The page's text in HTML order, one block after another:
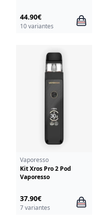
44.90€
10 variantes
Vaporesso
Kit Xros Pro 2 Pod
Vaporesso
37.90€
7 variantes